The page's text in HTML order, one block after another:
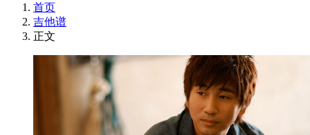
首页
吉他谱
正文